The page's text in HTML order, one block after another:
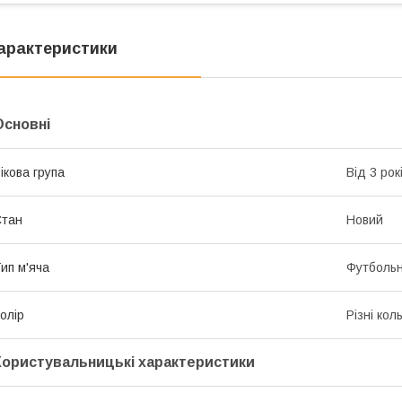
група Від 3
Новий
м'яча
Різні
характеристики